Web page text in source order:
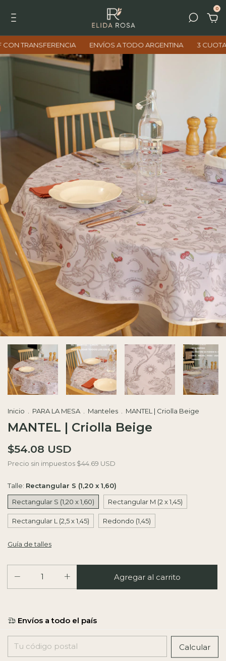
0
ENVÍOS A TODO ARGENTINA 3 CUOTAS SIN
Inicio PARA LA MESA Manteles MANTEL | Criolla Beige
MANTEL | Criolla Beige
$54.08 USD
Precio sin impuestos $44.69 USD
Talle: Rectangular S (1,20 x 1,60)
Rectangular S (1,20 x 1,60)
Rectangular M (2 x 1,45)
Rectangular L (2,5 x 1,45) Redondo (1,45)
Guía de talles
Entregas para el CP:
Calcular